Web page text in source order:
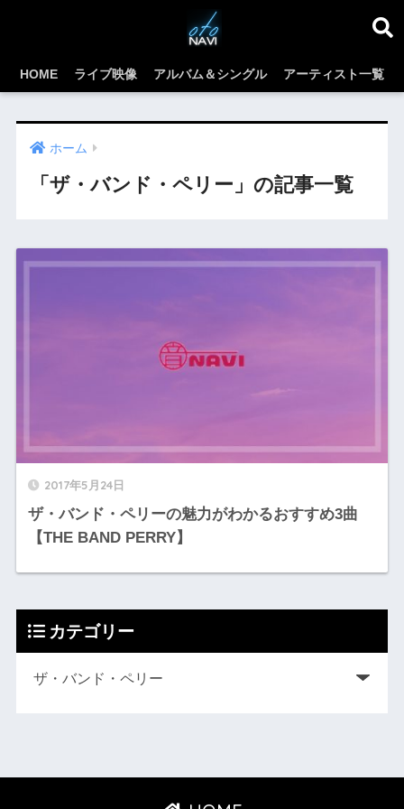
HOME ライブ映像 アルバム＆シングル アーティスト一覧
ホーム
「ザ・バンド・ペリー」の記事一覧
2017年5月24日
ザ・バンド・ペリーの魅力がわかるおすすめ3曲
【THE BAND PERRY】
カテゴリー